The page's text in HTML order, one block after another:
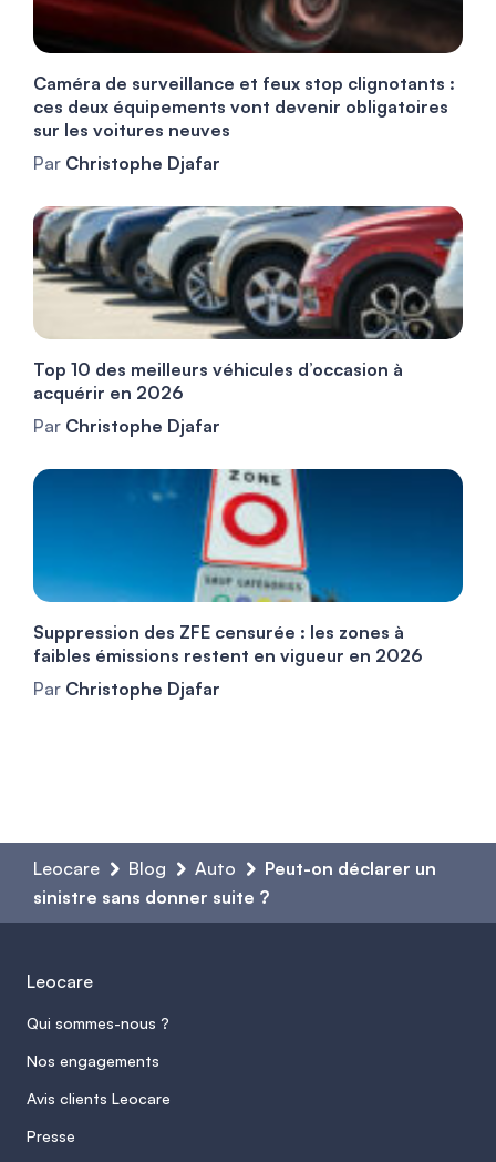
Leocare Blog Auto
Peut-on déclarer un
sinistre sans donner suite ?
Caméra de surveillance et feux stop clignotants :
ces deux équipements vont devenir obligatoires
sur les voitures neuves
Par Christophe Djafar
Top 10 des meilleurs véhicules d’occasion à
acquérir en 2026
Par Christophe Djafar
Suppression des ZFE censurée : les zones à
faibles émissions restent en vigueur en 2026
Par Christophe Djafar
Leocare
Qui sommes-nous ?
Nos engagements
Avis clients Leocare
Presse